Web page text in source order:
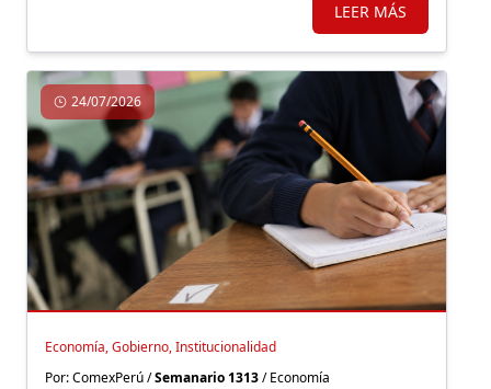
LEER MÁS
24/07/2026
Economía, Gobierno, Institucionalidad
Por: ComexPerú /Semanario 1313/ Economía